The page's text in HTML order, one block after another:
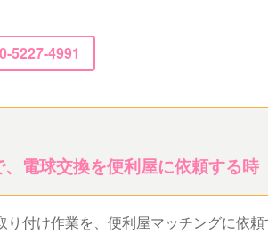
5227-4991
電球交換を便利屋に依頼する時
り付け作業を、便利屋マッチングに依